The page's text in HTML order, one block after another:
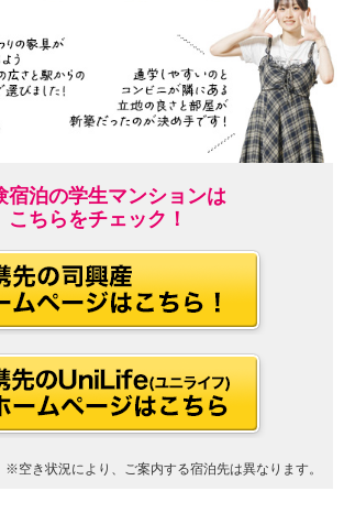
宿泊の学生マンションは
こちらをチェック！
※空き状況により、ご案内する宿泊先は異なります。